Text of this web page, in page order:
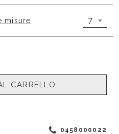
misure 7
CARRELLO
0458000022